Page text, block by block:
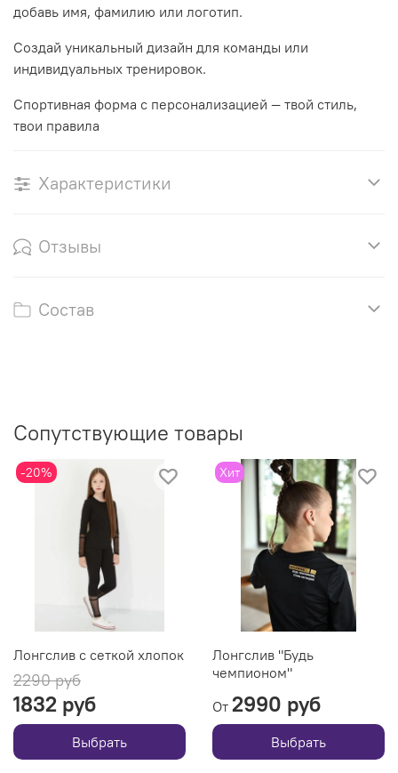
добавь имя, фамилию или логотип.
Создай уникальный дизайн для команды или
индивидуальных тренировок.
Спортивная форма с персонализацией — твой стиль,
твои правила
Характеристики
Отзывы
Состав
Сопутствующие товары
-20%
Лонгслив с сеткой хлопок
2290 руб
1832 руб
Выбрать
Хит
Лонгслив "Будь
чемпионом"
От 2990 руб
Выбрать